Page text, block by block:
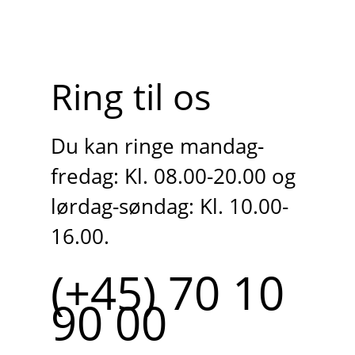
Ring til os
Du kan ringe mandag-
fredag: Kl. 08.00-20.00 og
lørdag-søndag: Kl. 10.00-
16.00.
(+45) 70 10
90 00